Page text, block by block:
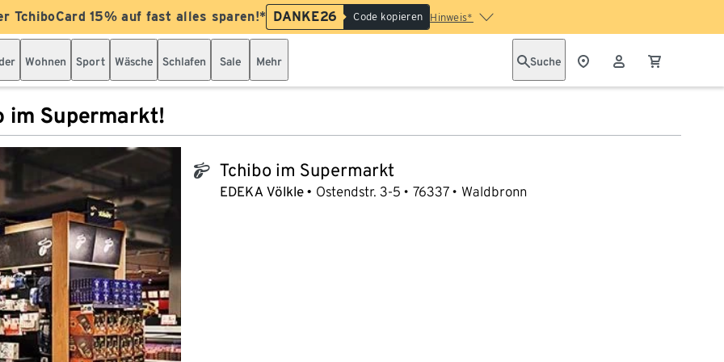
TchiboCard 15% auf fast alles sparen!* DANKE26 Code kopieren Hinweis*
Wohnen Sport Wäsche Schlafen Sale Mehr Suche
im Supermarkt!
tchibo_logo Tchibo im Supermarkt
EDEKA Völkle Ostendstr. 3-5 76337 Waldbronn